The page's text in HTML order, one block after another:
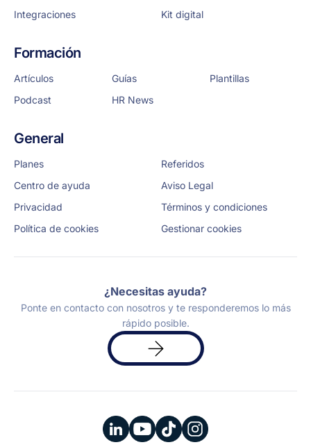
Integraciones
Kit digital
Formación
Artículos Guías
Plantillas
Podcast
HR News
General
Planes
Referidos
Centro de ayuda
Aviso Legal
Privacidad
Términos y condiciones
Política de cookies
Gestionar cookies
¿Necesitas ayuda?
Ponte en contacto con nosotros y te responderemos lo más
rápido posible.
Solicita
una
demo